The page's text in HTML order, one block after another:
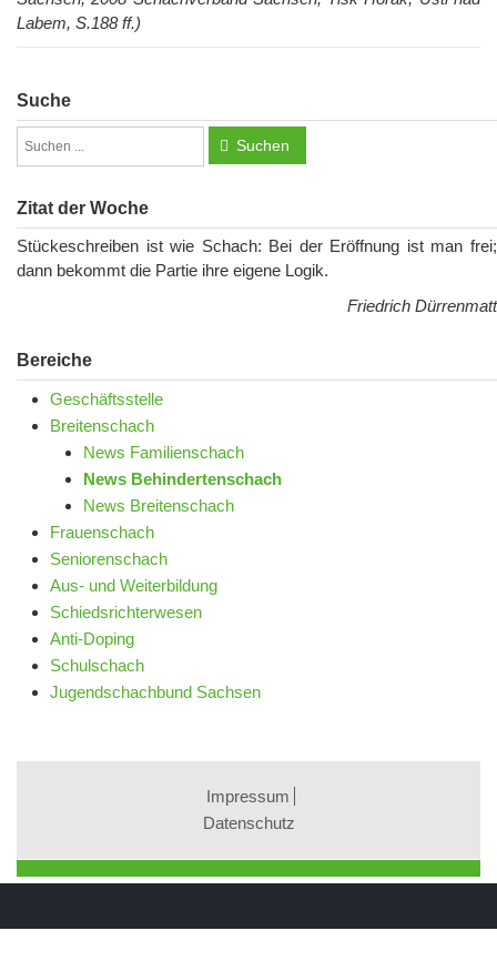
Labem, S.188 ff.)
Suche
Suchen
Zitat der Woche
Stückeschreiben ist wie Schach: Bei der Eröffnung ist man frei;
dann bekommt die Partie ihre eigene Logik.
Friedrich Dürrenmatt
Bereiche
Geschäftsstelle
Breitenschach
News Familienschach
News Behindertenschach
News Breitenschach
Frauenschach
Seniorenschach
Aus- und Weiterbildung
Schiedsrichterwesen
Anti-Doping
Schulschach
Jugendschachbund Sachsen
Impressum
Datenschutz